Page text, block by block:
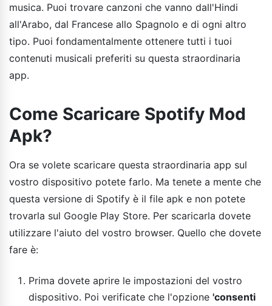
musica. Puoi trovare canzoni che vanno dall'Hindi
all'Arabo, dal Francese allo Spagnolo e di ogni altro
tipo. Puoi fondamentalmente ottenere tutti i tuoi
contenuti musicali preferiti su questa straordinaria
app.
Come Scaricare Spotify Mod
Apk?
Ora se volete scaricare questa straordinaria app sul
vostro dispositivo potete farlo. Ma tenete a mente che
questa versione di Spotify è il file apk e non potete
trovarla sul Google Play Store. Per scaricarla dovete
utilizzare l'aiuto del vostro browser. Quello che dovete
fare è:
Prima dovete aprire le impostazioni del vostro
dispositivo. Poi verificate che l'opzione 'consenti